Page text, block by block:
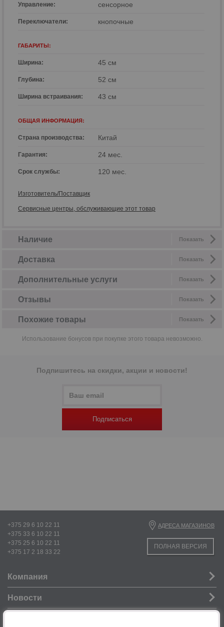
Управление: сенсорное
Переключатели: кнопочные
ГАБАРИТЫ:
Ширина: 45 см
Глубина: 52 см
Ширина встраивания: 43 см
ОБЩАЯ ИНФОРМАЦИЯ:
Страна производства: Китай
Гарантия: 24 мес.
Срок службы: 120 мес.
Изготовитель/Поставщик
Сервисные центры, обслуживающие этот товар
Показать
Наличие
Показать
Доставка
Показать
Дополнительные услуги
Показать
Отзывы
Показать
Похожие товары
Использование бонусов при покупке этого товара невозможно.
Подпишитесь на скидки, акции и новости!
Подписаться
+375 29 6 10 22 11
+375 33 6 10 22 11
+375 25 6 10 22 11
+375 17 2 18 33 22
АДРЕСА МАГАЗИНОВ
ПОЛНАЯ ВЕРСИЯ
Компания
Новости